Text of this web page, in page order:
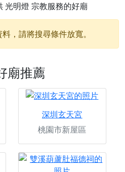
光明燈 宗教服務的好廟
，請將搜尋條件放寬。
廟推薦
深圳玄天宮
桃園市新屋區